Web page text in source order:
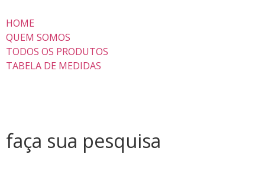
HOME
QUEM SOMOS
TODOS OS PRODUTOS
TABELA DE MEDIDAS
faça sua pesquisa